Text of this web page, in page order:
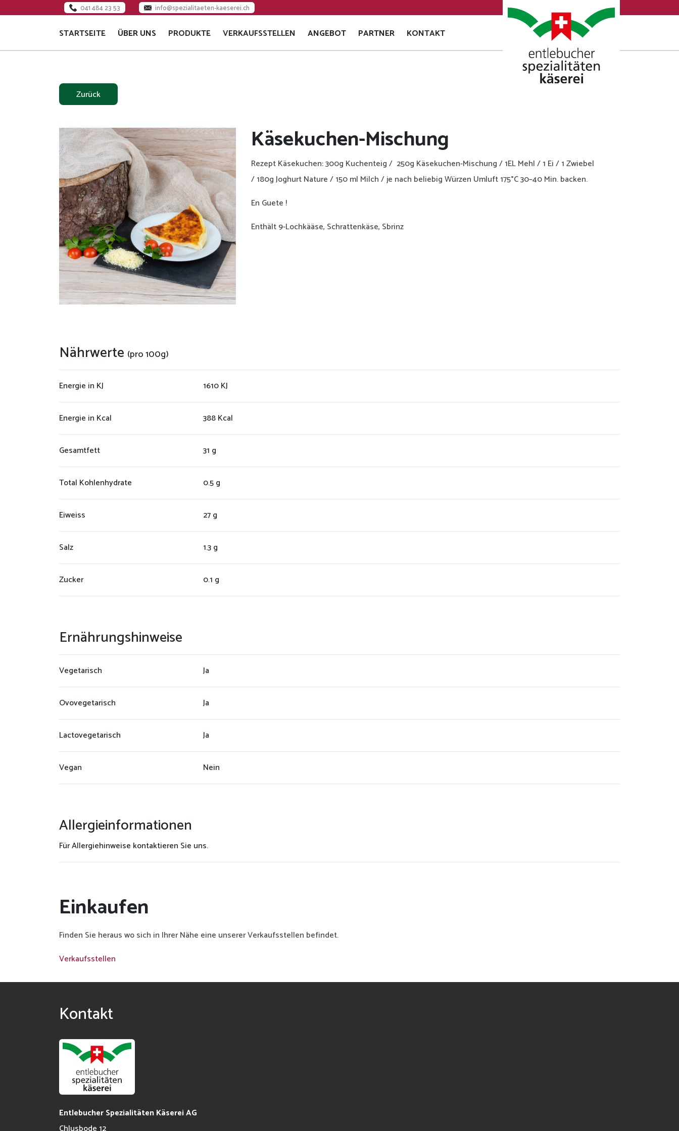
041 484 23 53 info@spezialitaeten-kaeserei.ch
STARTSEITE
ÜBER UNS
VERWALTUNGSRAT
PRODUKTE VERKAUFSSTELLEN
ANGEBOT
PARTNER
KONTAKT
Zurück
Käsekuchen-Mischung
Rezept Käsekuchen: 300g Kuchenteig / 250g Käsekuchen-Mischung / 1EL Mehl / 1 Ei / 1 Zwiebel
/ 180g Joghurt Nature / 150 ml Milch / je nach beliebig Würzen Umluft 175°C 30–40 Min. backen.
En Guete !
Enthält 9-Lochkääse, Schrattenkäse, Sbrinz
Nährwerte (pro 100g)
Energie in KJ 1610 KJ
Energie in Kcal 388 Kcal
Gesamtfett 31 g
Total Kohlenhydrate 0.5 g
Eiweiss 27 g
Salz 1.3 g
Zucker 0.1 g
Ernährungshinweise
Vegetarisch Ja
Ovovegetarisch Ja
Lactovegetarisch Ja
Vegan Nein
Allergieinformationen
Für Allergiehinweise kontaktieren Sie uns.
Einkaufen
Finden Sie heraus wo sich in Ihrer Nähe eine unserer Verkaufsstellen befindet.
Verkaufsstellen
Kontakt
Entlebucher Spezialitäten Käserei AG